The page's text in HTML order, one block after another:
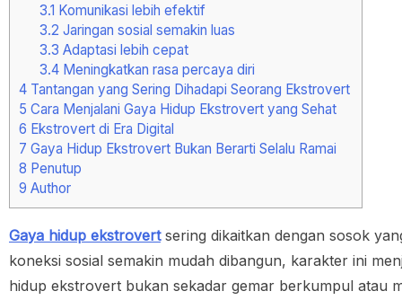
3.1 Komunikasi lebih efektif
3.2 Jaringan sosial semakin luas
3.3 Adaptasi lebih cepat
3.4Meningkatkan rasa percaya diri
4 Tantangan yang Sering Dihadapi Seorang Ekstrovert
5 Cara Menjalani Gaya Hidup Ekstrovert yang Sehat
6 Ekstrovert di Era Digital
7 Gaya Hidup Ekstrovert Bukan Berarti Selalu Ramai
8 Penutup
9 Author
Gaya hidup ekstrovertsering dikaitkan dengan sosok
koneksi sosial semakin mudah dibangun, karakter ini
hidup ekstrovert bukan sekadar gemar berkumpul atau